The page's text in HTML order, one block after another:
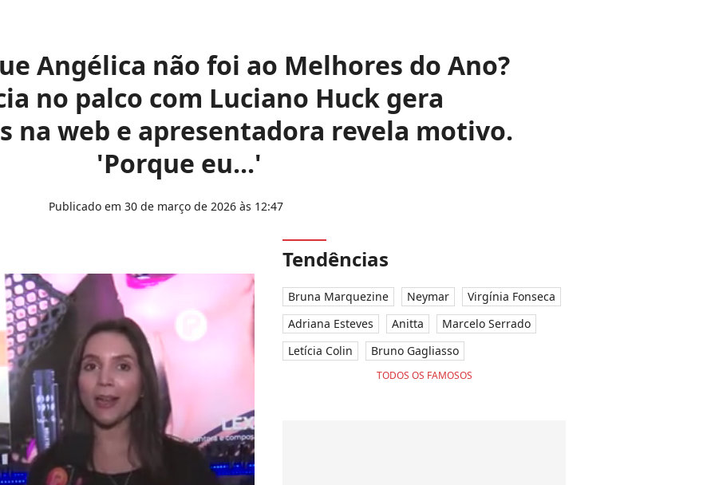
Angélica não foi ao Melhores do Ano?
no palco com Luciano Huck gera
na web e apresentadora revela motivo.
'Porque eu...'
Publicado em 30 de março de 2026 às 12:47
Tendências
Bruna Marquezine Neymar
Virgínia Fonseca
Adriana Esteves
Anitta
Marcelo Serrado
Letícia Colin
Bruno Gagliasso
TODOS OS FAMOSOS